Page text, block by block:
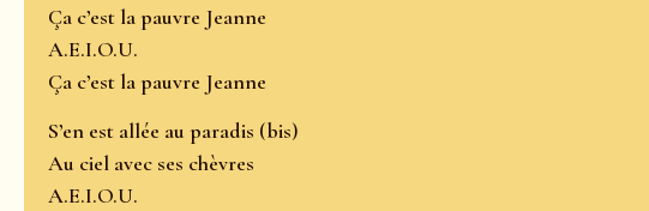
Ça c’est la pauvre Jeanne
A.E.I.O.U.
Ça c’est la pauvre Jeanne
S’en est allée au paradis (bis)
Au ciel avec ses chèvres
A.E.I.O.U.